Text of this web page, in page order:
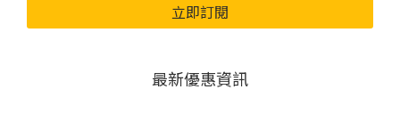
立即訂閱
最新優惠資訊